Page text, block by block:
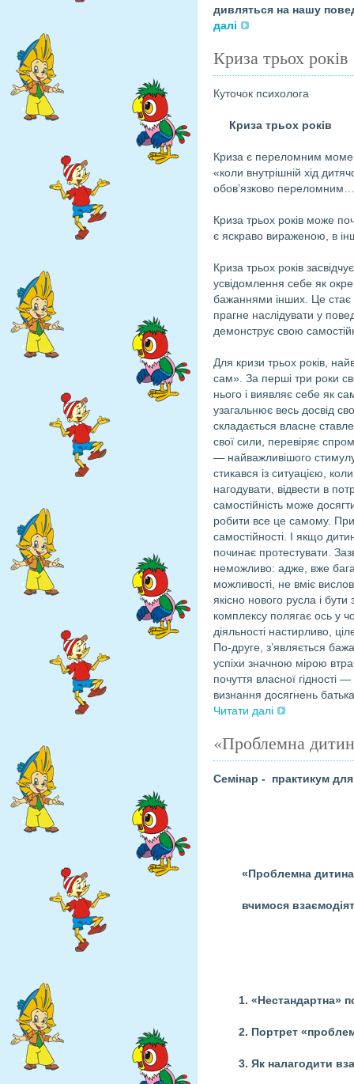
дивляться на нашу
далі
Криза трьох років
Куточок психолога
Криза трьох років
Криза є переломним
«коли внутрішній хід
обов’язково
Криза трьох років може
є яскраво вираженою, в
Криза трьох років
усвідомлення себе як
бажаннями інших. Це стає
прагне наслідувати у
демонструє свою
Для кризи трьох років,
сам». За перші три роки
нього і виявляє себе як
узагальнює весь досвід
складається власне
свої сили, перевіряє
— найважливішого
стикався із ситуацією,
нагодувати, відвести в
самостійність може
робити все це самому.
самостійності. І якщо
починає протестувати.
неможливо: адже, вже
можливості, не вміє
якісно нового русла і бути
комплексу полягає ось у
діяльності настирливо,
По-друге, з’являється
успіхи значною мірою
почуття власної гідності
визнання досягнень
Читати далі
«Проблемна
Семінар - практикум
«Проблемна
вчимося
1. «Нестандартна»
2. Портрет
3. Як